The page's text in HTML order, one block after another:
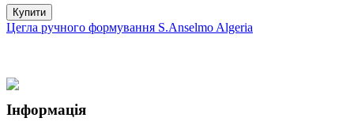
Купити
Цегла ручного формування S.Anselmo Algeria
Інформація